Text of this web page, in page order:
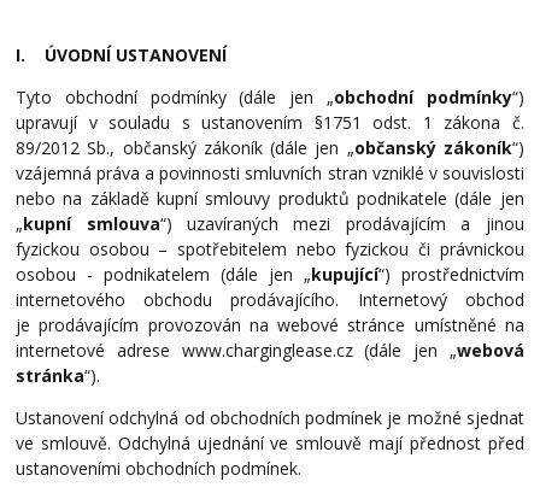
I. ÚVODNÍ USTANOVENÍ
Tyto obchodní podmínky (dále jen „obchodní podmínky“)
upravují v souladu s ustanovením §1751 odst. 1 zákona č.
89/2012 Sb., občanský zákoník (dále jen „občanský zákoník“)
vzájemná práva a povinnosti smluvních stran vzniklé v souvislosti
nebo na základě kupní smlouvy produktů podnikatele (dále jen
„kupní smlouva“) uzavíraných mezi prodávajícím a jinou
fyzickou osobou – spotřebitelem nebo fyzickou či právnickou
osobou - podnikatelem (dále jen „kupující“) prostřednictvím
internetového obchodu prodávajícího. Internetový obchod
je prodávajícím provozován na webové stránce umístněné na
internetové adrese www.charginglease.cz (dále jen „webová
stránka“).
Ustanovení odchylná od obchodních podmínek je možné sjednat
ve smlouvě. Odchylná ujednání ve smlouvě mají přednost před
ustanoveními obchodních podmínek.